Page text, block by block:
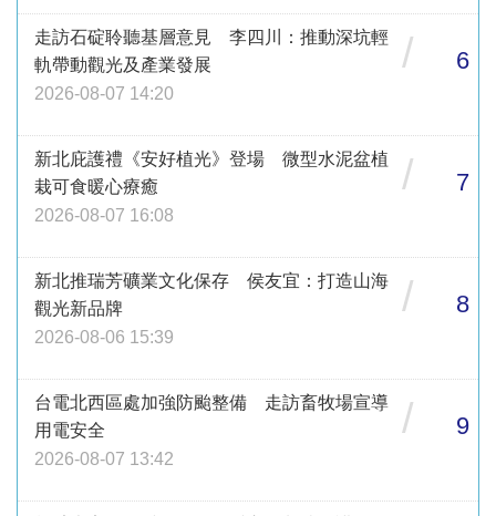
走訪石碇聆聽基層意見 李四川：推動深坑輕
軌帶動觀光及產業發展
2026-08-07 14:20
/ 6
新北庇護禮《安好植光》登場 微型水泥盆植
栽可食暖心療癒
2026-08-07 16:08
/ 7
新北推瑞芳礦業文化保存 侯友宜：打造山海
觀光新品牌
2026-08-06 15:39
/ 8
台電北西區處加強防颱整備 走訪畜牧場宣導
用電安全
2026-08-07 13:42
/ 9